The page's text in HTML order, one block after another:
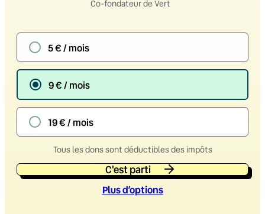
Co-fondateur de Vert
5 € / mois
9 € / mois
19 € / mois
Tous les dons sont déductibles des impôts
C'est parti
Plus d’options